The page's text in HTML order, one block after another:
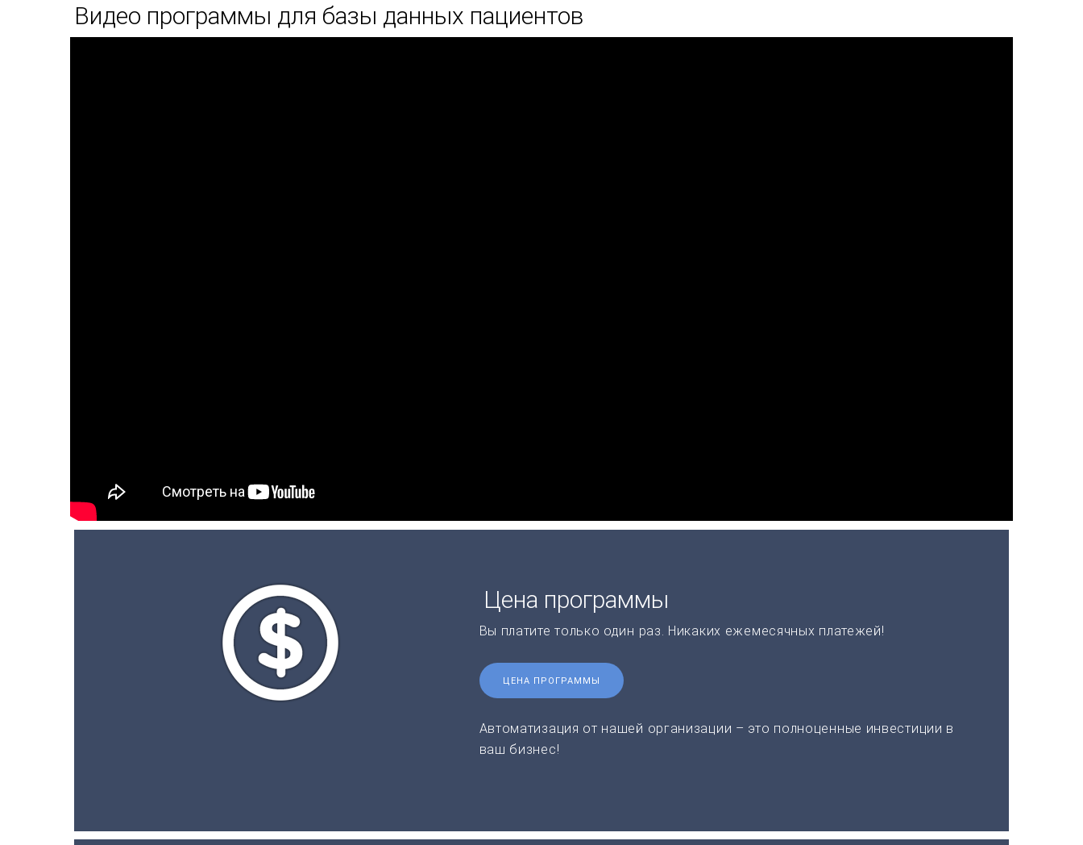
Видео программы для базы данных пациентов
Цена программы
Вы платите только один раз. Никаких ежемесячных платежей!
ЦЕНА ПРОГРАММЫ
Автоматизация от нашей организации – это полноценные инвестиции в
ваш бизнес!